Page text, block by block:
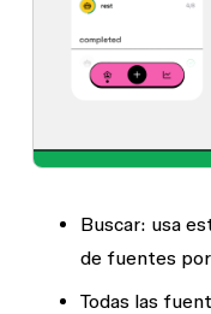
Buscar: usa
de fuentes
Todas las